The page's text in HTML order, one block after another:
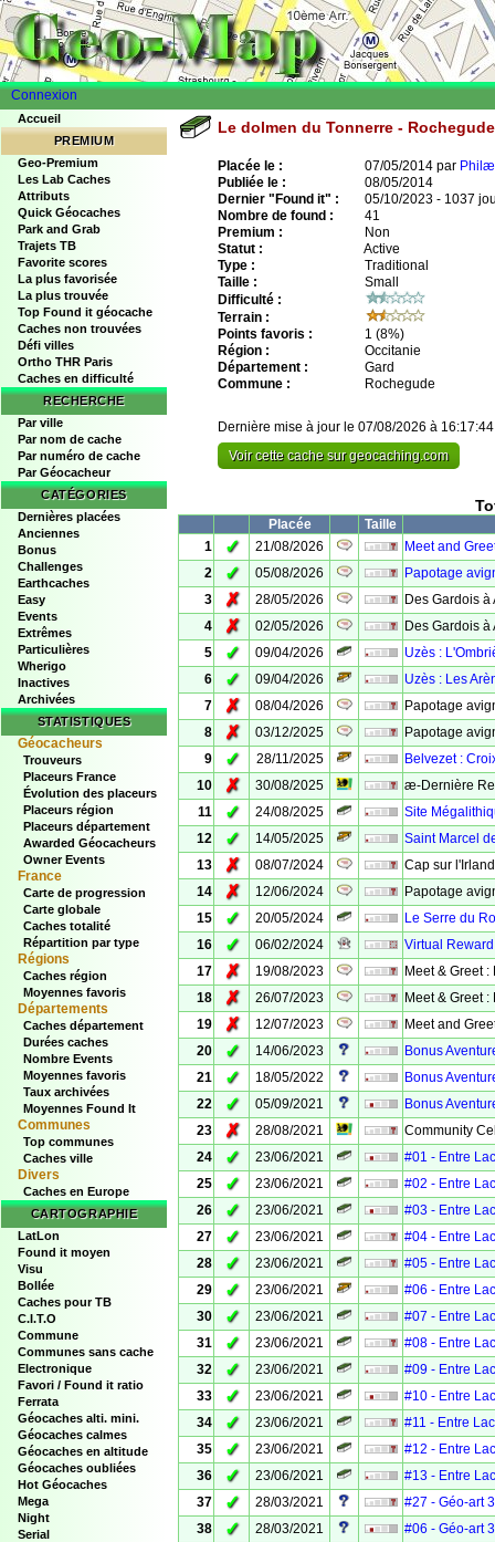
Connexion
Accueil
PREMIUM
Geo-Premium
Les Lab Caches
Attributs
Quick Géocaches
Park and Grab
Trajets TB
Favorite scores
La plus favorisée
La plus trouvée
Top Found it géocache
Caches non trouvées
Défi villes
Ortho THR Paris
Caches en difficulté
RECHERCHE
Par ville
Par nom de cache
Par numéro de cache
Par Géocacheur
CATÉGORIES
Dernières placées
Anciennes
Bonus
Challenges
Earthcaches
Easy
Events
Extrêmes
Particulières
Wherigo
Inactives
Archivées
STATISTIQUES
Géocacheurs
Trouveurs
Placeurs France
Évolution des placeurs
Placeurs région
Placeurs département
Awarded Géocacheurs
Owner Events
France
Carte de progression
Carte globale
Caches totalité
Répartition par type
Régions
Caches région
Moyennes favoris
Départements
Caches département
Durées caches
Nombre Events
Moyennes favoris
Taux archivées
Moyennes Found It
Communes
Top communes
Caches ville
Divers
Caches en Europe
CARTOGRAPHIE
LatLon
Found it moyen
Visu
Bollée
Caches pour TB
C.I.T.O
Commune
Communes sans cache
Electronique
Favori / Found it ratio
Ferrata
Géocaches alti. mini.
Géocaches calmes
Géocaches en altitude
Géocaches oubliées
Hot Géocaches
Mega
Night
Serial
Le dolmen du Tonnerre -
Placée le : 07/05/2014 par
Publiée le :
08/05/2014
Dernier "Found it" :
05/10/2023 - 1037
Nombre de found :
41
Premium :
Non
Statut :
Active
Type :
Traditional
Taille :
Small
Difficulté :
Terrain :
Points favoris :
1 (8%)
Région :
Occitanie
Département :
Gard
Commune :
Rochegude
Dernière mise à jour le 07/08/2026 à 16:17:44
Voir cette cache sur geocaching.com
Placée
Taille
1
✓ 21/08/2026
Meet and
2
✓ 05/08/2026
Papotage
3
✗ 28/05/2026
Des Gardois à
4
✗ 02/05/2026
Des Gardois à
5
✓ 09/04/2026
Uzès :
6
✓ 09/04/2026
Uzès : Les
7
✗ 08/04/2026
Papotage
8
✗ 03/12/2025
Papotage
9
✓ 28/11/2025
Belvezet :
10
✗ 30/08/2025
æ-Dernière
11
✓ 24/08/2025
Site
12
✓ 14/05/2025
Saint Marcel
13
✗ 08/07/2024
Cap sur
14
✗ 12/06/2024
Papotage
15
✓ 20/05/2024
Le Serre du
16
✓ 06/02/2024
Virtual
17
✗ 19/08/2023
Meet & Greet
18
✗ 26/07/2023
Meet & Greet
19
✗ 12/07/2023
Meet and
20
✓ 14/06/2023
Bonus
21
✓ 18/05/2022
Bonus
22
✓ 05/09/2021
Bonus
23
✗ 28/08/2021
Community
24
✓ 23/06/2021
#01 - Entre
25
✓ 23/06/2021
#02 - Entre
26
✓ 23/06/2021
#03 - Entre
27
✓ 23/06/2021
#04 - Entre
28
✓ 23/06/2021
#05 - Entre
29
✓ 23/06/2021
#06 - Entre
30
✓ 23/06/2021
#07 - Entre
31
✓ 23/06/2021
#08 - Entre
32
✓ 23/06/2021
#09 - Entre
33
✓ 23/06/2021
#10 - Entre
34
✓ 23/06/2021
#11 - Entre
35
✓ 23/06/2021
#12 - Entre
36
✓ 23/06/2021
#13 - Entre
37
✓ 28/03/2021
#27 - Géo-art
38
✓ 28/03/2021
#06 - Géo-art